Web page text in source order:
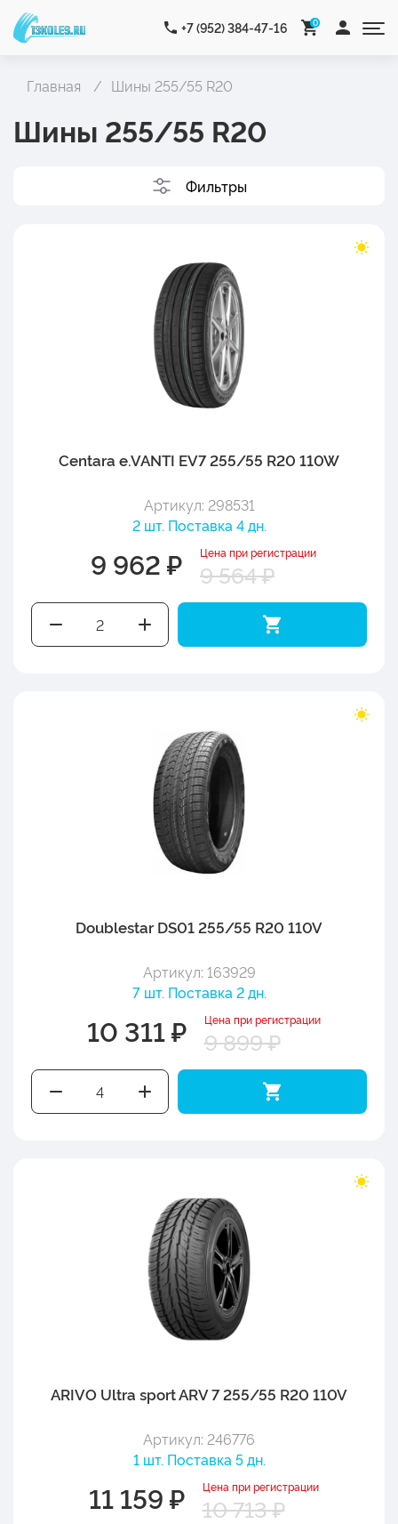
+7 (952) 384-47-16 0
Главная Шины 255/55 R20
Шины 255/55 R20
Фильтры
Centara e.VANTI EV7 255/55 R20 110W
Артикул: 298531
2 шт. Поставка 4 дн.
9 962 ₽ Цена при регистрации
9 564 ₽
Doublestar DS01 255/55 R20 110V
Артикул: 163929
7 шт. Поставка 2 дн.
10 311 ₽ Цена при регистрации
9 899 ₽
ARIVO Ultra sport ARV 7 255/55 R20 110V
Артикул: 246776
1 шт. Поставка 5 дн.
11 159 ₽ Цена при регистрации
10 713 ₽